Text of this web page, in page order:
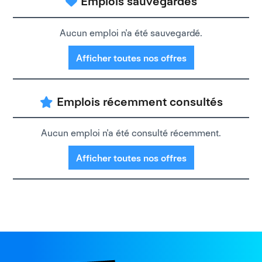
Aucun emploi n'a été sauvegardé.
Afficher toutes nos offres
Emplois récemment consultés
Aucun emploi n'a été consulté récemment.
Afficher toutes nos offres